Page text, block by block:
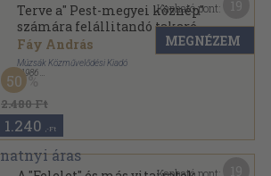
Terve a" Pest-megyei köznép"
számára felállitandó takarék-
pénztárnak
Fáy András
Múzsák Közművelődési Kiadó
1986
Fűzött kemény papírkötés
2.480 Ft
50
1.240 ,-Ft
Kapható pont:
MEGNÉZEM